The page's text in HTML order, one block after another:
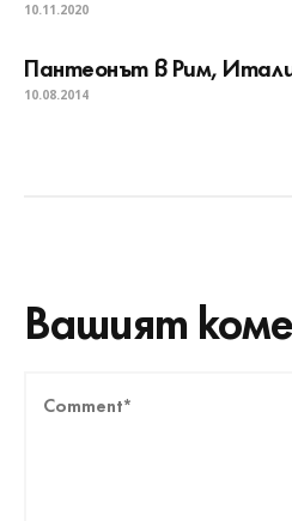
10.11.2020
Пантеонът в Рим,
10.08.2014
Вашият